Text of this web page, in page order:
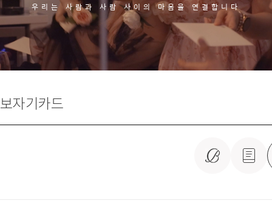
우리는 사람과 사람 사이의 마음을 연결합니다
보자기카드